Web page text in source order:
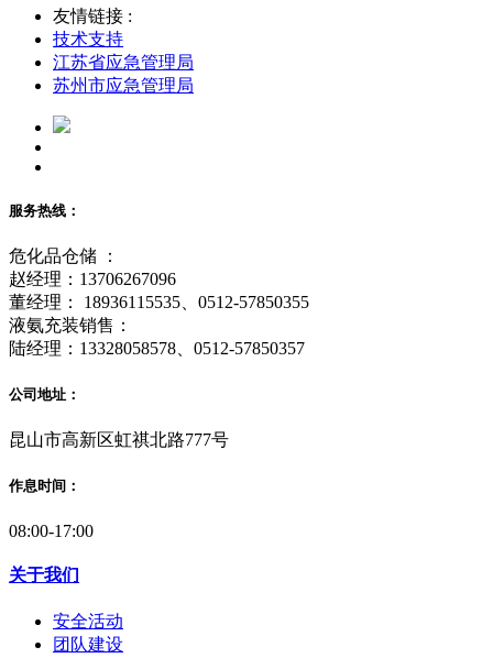
友情链接 :
技术支持
江苏省应急管理局
苏州市应急管理局
服务热线：
危化品仓储 ：
赵经理：13706267096
董经理： 18936115535、0512-57850355
液氨充装销售：
陆经理：13328058578、0512-57850357
公司地址：
昆山市高新区虹祺北路777号
作息时间：
08:00-17:00
关于我们
安全活动
团队建设